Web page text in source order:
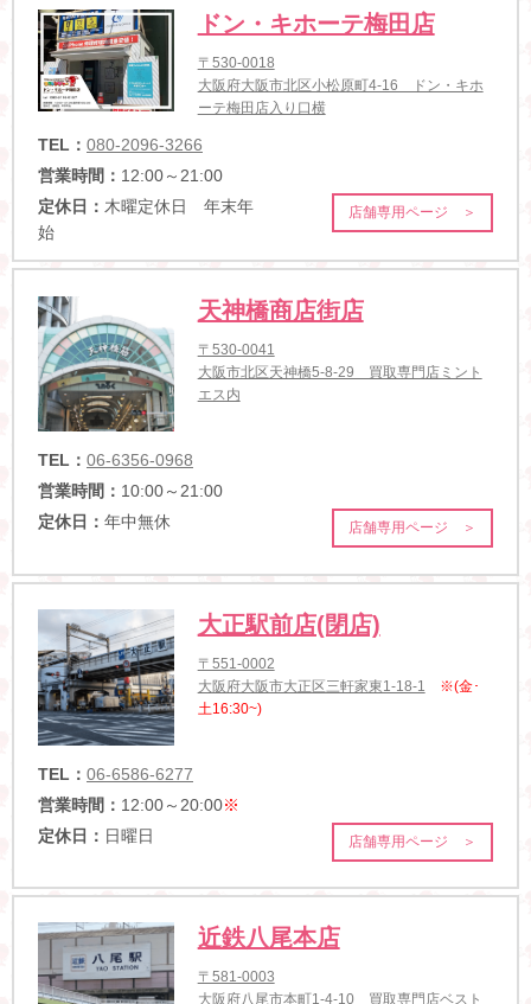
ドン・キホーテ梅田店
〒530-0018
大阪府大阪市北区小松原町4-16 ドン・キホ
ーテ梅田店入り口横
TEL： 080-2096-3266
営業時間： 12:00～21:00
定休日： 木曜定休日 年末年
始
店舗専用ページ ＞
天神橋商店街店
〒530-0041
大阪市北区天神橋5-8-29 買取専門店ミント
エス内
TEL： 06-6356-0968
営業時間： 10:00～21:00
定休日： 年中無休 店舗専用ページ ＞
大正駅前店(閉店)
〒551-0002
大阪府大阪市大正区三軒家東1-18-1
※(金･
土16:30~)
TEL： 06-6586-6277
営業時間： 12:00～20:00※
定休日： 日曜日 店舗専用ページ ＞
近鉄八尾本店
〒581-0003
大阪府八尾市本町1-4-10 買取専門店ベスト